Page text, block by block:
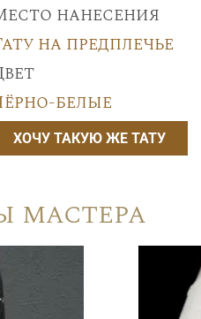
нанесения
на предплечье
белые
ХОЧУ ТАКУЮ ЖЕ ТАТУ
мастера